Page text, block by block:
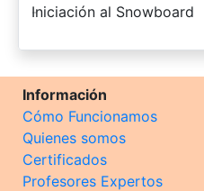
-
Iniciación al Snowboard
Información
Cómo Funcionamos
Quienes somos
Certificados
Profesores Expertos